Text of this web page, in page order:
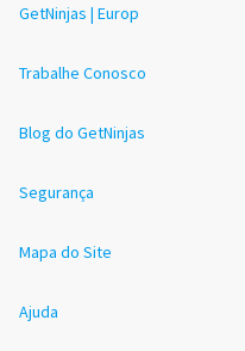
GetNinjas | Europ
Trabalhe Conosco
Blog do GetNinjas
Segurança
Mapa do Site
Ajuda